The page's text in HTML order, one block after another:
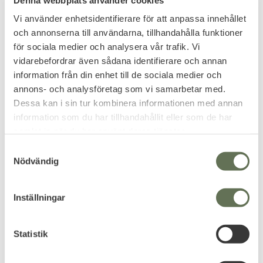
Vi använder enhetsidentifierare för att anpassa innehållet
och annonserna till användarna, tillhandahålla funktioner
för sociala medier och analysera vår trafik. Vi
vidarebefordrar även sådana identifierare och annan
information från din enhet till de sociala medier och
annons- och analysföretag som vi samarbetar med.
Dessa kan i sin tur kombinera informationen med annan
information som du har tillhandahållit eller som de har
Nödvändig
Inställningar
Statistik
Specifikationer:
Längd: 186 mm
Piplängd: 83 mm
Magasin Kapacitet: 16 Skott
Hop-Up: Justerbar
Utgångshastighet: 126 m/s
Anslagsenergi: 1,8 J
Vikt: 815 gram